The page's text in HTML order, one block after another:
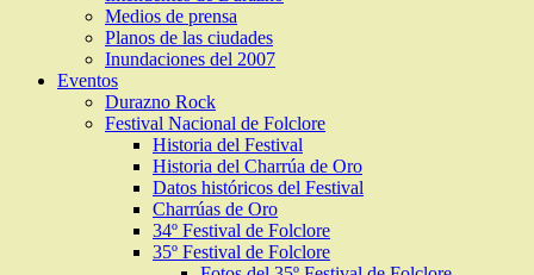
Medios de prensa
Planos de las ciudades
Inundaciones del 2007
Eventos
Durazno Rock
Festival Nacional de Folclore
Historia del Festival
Historia del Charrúa de Oro
Datos históricos del Festival
Charrúas de Oro
34º Festival de Folclore
35º Festival de Folclore